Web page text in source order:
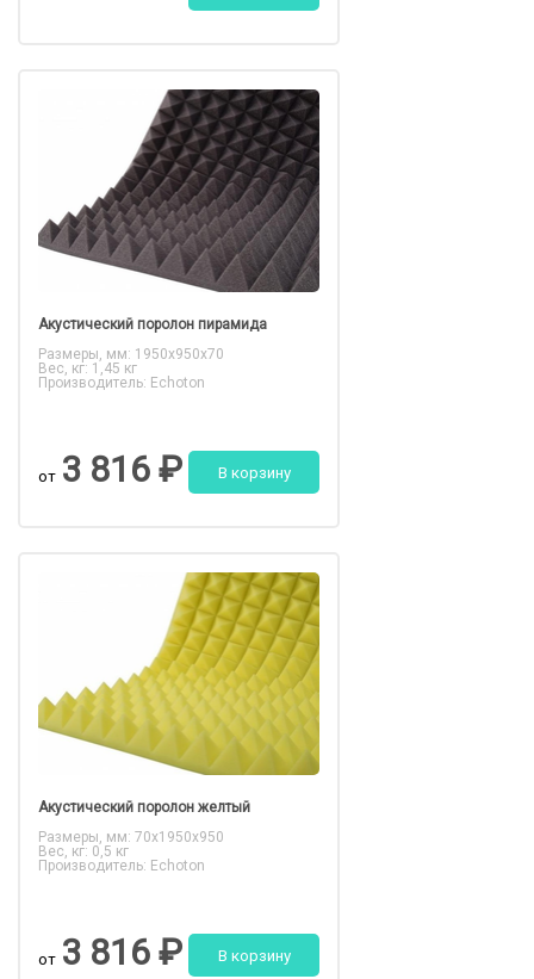
Акустический поролон пирамида
Размеры, мм: 1950x950x70
Вес, кг: 1,45 кг
Производитель: Echoton
от 3 816 ₽ В корзину
Акустический поролон желтый
Размеры, мм: 70x1950x950
Вес, кг: 0,5 кг
Производитель: Echoton
от 3 816 ₽ В корзину